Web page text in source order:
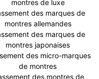
montres de luxe
des marques de
montres allemandes
des marques de
montres japonaises
des micro-marques
de montres
des montres de